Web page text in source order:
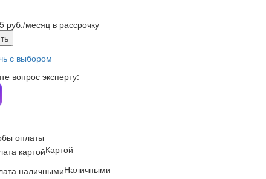
руб./месяц в рассрочку
с выбором
вопрос эксперту:
оплаты
Картой
Наличными